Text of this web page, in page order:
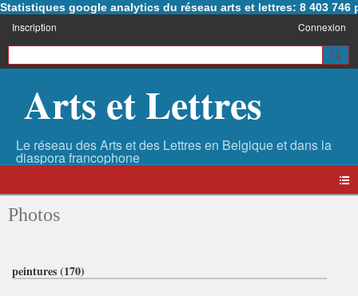
Statistiques google analytics du réseau arts et lettres: 8 403 746
Inscription Connexion
Arts et Lettres
Photos
peintures (170)